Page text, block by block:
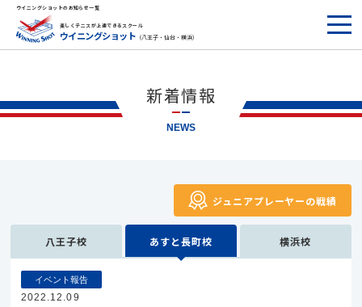
ウイニングショットのお知らせ一覧
楽しくテニスが上達できるスクール
ウイニングショット （八王子・仙台・横浜）
新着情報
NEWS
八王子校 あすと長町校 横浜校
ジュニアプレーヤーの戦績
イベント報告
2022.12.09